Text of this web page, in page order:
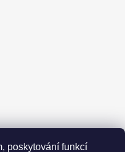
poskytování funkcí